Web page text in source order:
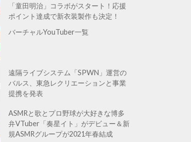
「童田明治」コラボがスタート！応援
ポイント達成で新衣装製作も決定！
バーチャルYouTuber一覧
遠隔ライブシステム「SPWN」運営の
バルス、東急レクリエーションと事業
提携を発表
ASMRと歌とプロ野球が大好きな博多
弁VTuber「奏星イト」がデビュー＆新
規ASMRグループが2021年春結成